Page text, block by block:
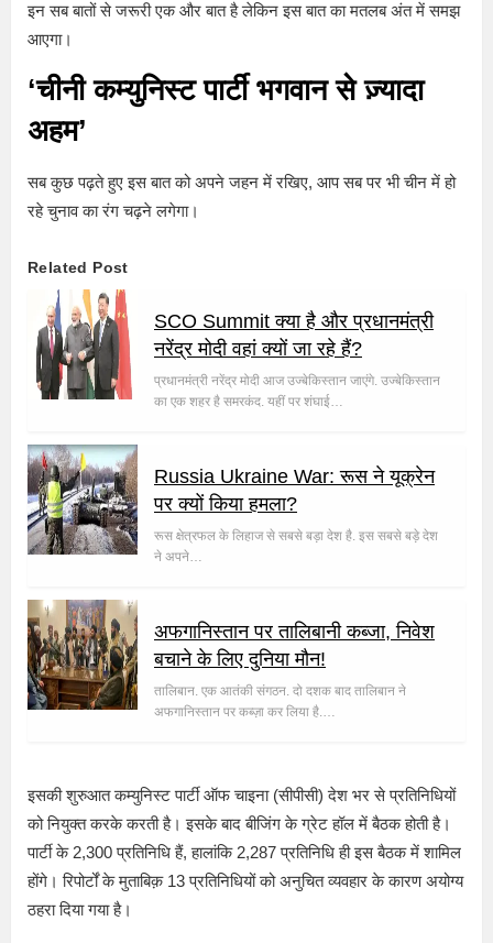
इन सब बातों से जरूरी एक और बात है लेकिन इस बात का मतलब अंत में समझ
आएगा।
‘चीनी कम्युनिस्ट पार्टी भगवान से ज़्यादा
अहम’
सब कुछ पढ़ते हुए इस बात को अपने जहन में रखिए, आप सब पर भी चीन में हो
रहे चुनाव का रंग चढ़ने लगेगा।
Related Post
SCO Summit क्या है और प्रधानमंत्री
नरेंद्र मोदी वहां क्यों जा रहे हैं?
प्रधानमंत्री नरेंद्र मोदी आज उज्बेकिस्तान जाएंगे. उज्बेकिस्तान
का एक शहर है समरकंद. यहीं पर शंघाई…
Russia Ukraine War: रूस ने यूक्रेन
पर क्यों किया हमला?
रूस क्षेत्रफल के लिहाज से सबसे बड़ा देश है. इस सबसे बड़े देश
ने अपने…
अफगानिस्तान पर तालिबानी कब्जा, निवेश
बचाने के लिए दुनिया मौन!
तालिबान. एक आतंकी संगठन. दो दशक बाद तालिबान ने
अफगानिस्तान पर कब्ज़ा कर लिया है.…
इसकी शुरुआत कम्युनिस्ट पार्टी ऑफ चाइना (सीपीसी) देश भर से प्रतिनिधियों
को नियुक्त करके करती है। इसके बाद बीजिंग के ग्रेट हॉल में बैठक होती है।
पार्टी के 2,300 प्रतिनिधि हैं, हालांकि 2,287 प्रतिनिधि ही इस बैठक में शामिल
होंगे। रिपोर्टों के मुताबिक़ 13 प्रतिनिधियों को अनुचित व्यवहार के कारण अयोग्य
ठहरा दिया गया है।